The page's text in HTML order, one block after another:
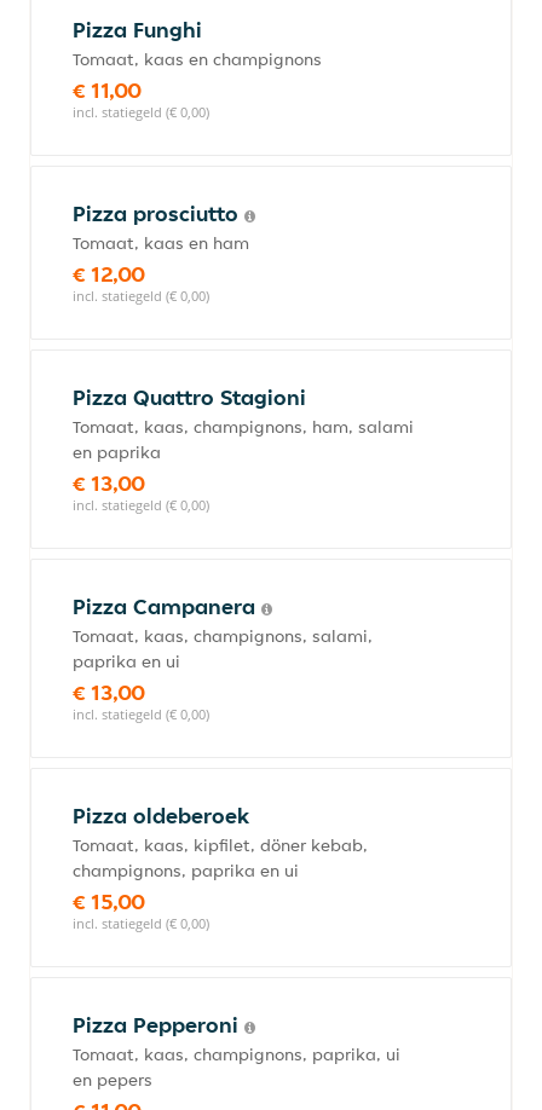
Pizza Funghi
Tomaat, kaas en champignons
€ 11,00
incl. statiegeld (€ 0,00)
Pizza prosciutto
Tomaat, kaas en ham
€ 12,00
incl. statiegeld (€ 0,00)
Pizza Quattro Stagioni
Tomaat, kaas, champignons, ham, salami
en paprika
€ 13,00
incl. statiegeld (€ 0,00)
Pizza Campanera
Tomaat, kaas, champignons, salami,
paprika en ui
€ 13,00
incl. statiegeld (€ 0,00)
Pizza oldeberoek
Tomaat, kaas, kipfilet, döner kebab,
champignons, paprika en ui
€ 15,00
incl. statiegeld (€ 0,00)
Pizza Pepperoni
Tomaat, kaas, champignons, paprika, ui
en pepers